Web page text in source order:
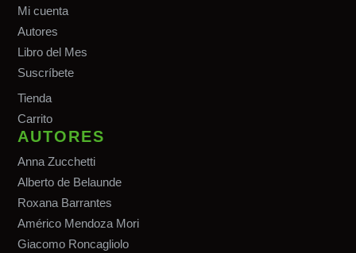
Mi cuenta
Autores
Libro del Mes
Suscríbete
Tienda
Carrito
AUTORES
Anna Zucchetti
Alberto de Belaunde
Roxana Barrantes
Américo Mendoza Mori
Giacomo Roncagliolo